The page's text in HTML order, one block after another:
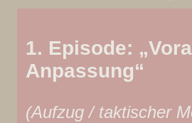
1. Episode:
Anpassung“
(Aufzug / taktischer